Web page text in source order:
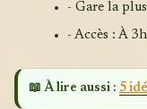
- Gare la
- Accès : À
📖 À lire aussi : 5